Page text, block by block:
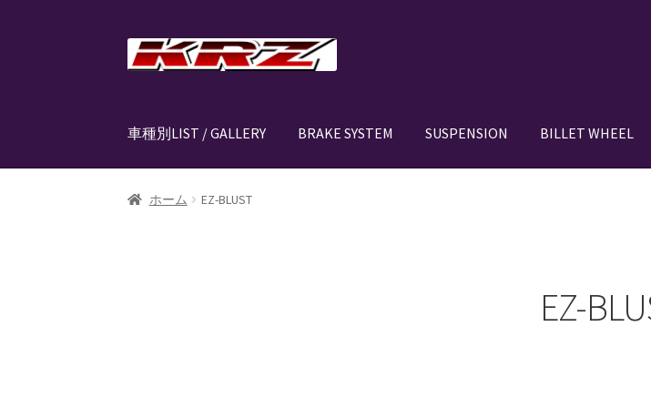
ナ
ビ
シ
へ
コ
ン
ツ
キ
車種別LIST / GALLERY BRAKE SYSTEM SUSPENSION BILLET WHEEL
ホーム AIR SUSPENSION KIT
ホーム EZ-BLUST
EZ-